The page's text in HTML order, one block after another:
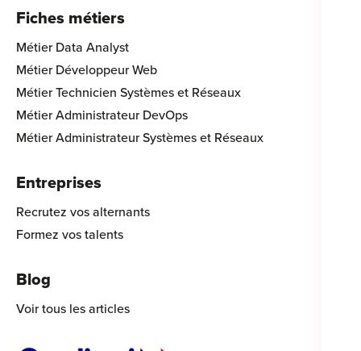
Fiches métiers
Métier Data Analyst
Métier Développeur Web
Métier Technicien Systèmes et Réseaux
Métier Administrateur DevOps
Métier Administrateur Systèmes et Réseaux
Entreprises
Recrutez vos alternants
Formez vos talents
Blog
Voir tous les articles